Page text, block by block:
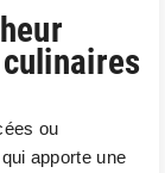
ou
apporte une